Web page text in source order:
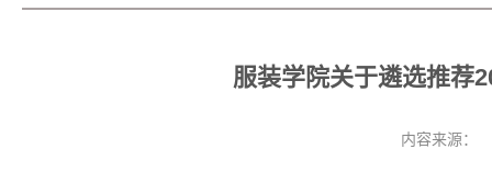
服装学院关于遴选推荐
内容来源：